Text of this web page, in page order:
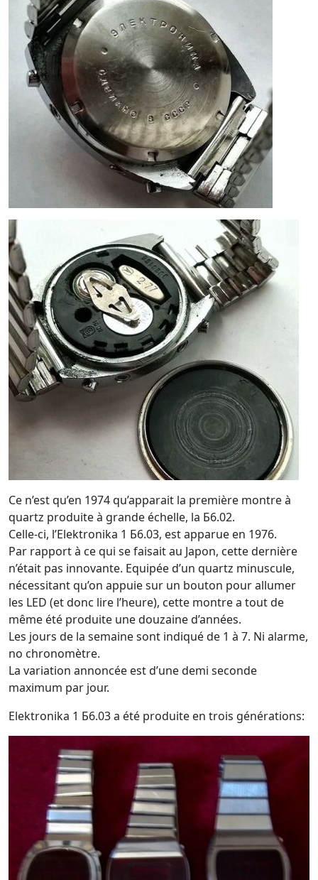
Ce n’est qu’en 1974 qu’apparait la première montre à
quartz produite à grande échelle, la Б6.02.
Celle-ci, l’Elektronika 1 Б6.03, est apparue en 1976.
Par rapport à ce qui se faisait au Japon, cette dernière
n’était pas innovante. Equipée d’un quartz minuscule,
nécessitant qu’on appuie sur un bouton pour allumer
les LED (et donc lire l’heure), cette montre a tout de
même été produite une douzaine d’années.
Les jours de la semaine sont indiqué de 1 à 7. Ni alarme,
no chronomètre.
La variation annoncée est d’une demi seconde
maximum par jour.
Elektronika 1 Б6.03 a été produite en trois générations: